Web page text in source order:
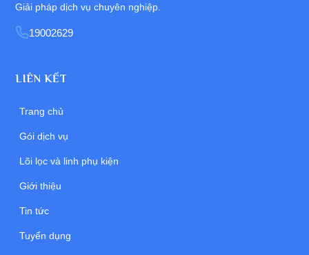
Giải pháp dịch vụ chuyên nghiệp.
19002629
LIÊN KẾT
Trang chủ
Gói dịch vụ
Lõi lọc và linh phụ kiện
Giới thiệu
Tin tức
Tuyển dụng